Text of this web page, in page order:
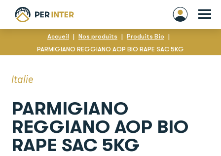
Accueil | Nos produits | Produits Bio |
PARMIGIANO REGGIANO AOP BIO RAPE SAC 5KG
Italie
PARMIGIANO
REGGIANO AOP BIO
RAPE SAC 5KG